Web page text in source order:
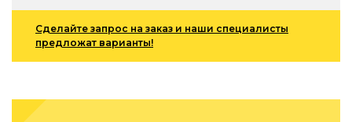
Сделайте запрос на заказ и наши специалисты
предложат варианты!